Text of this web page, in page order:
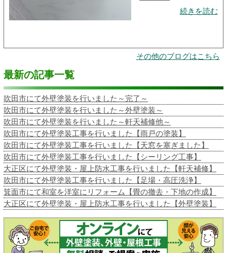
続きを読む
その他のブログはこちら
最新の記事一覧
吹田市にて外壁塗装を行いました～完了～
吹田市にて外壁塗装を行いました～外壁塗装～
吹田市にて外壁塗装を行いました～軒天補修他～
吹田市にて外壁塗装工事を行いました【雨戸の塗装】
吹田市にて外壁塗装工事を行いました【天窓を塞ぎました】
吹田市にて外壁塗装工事を行いました【シーリング工事】
大正区にて外壁塗装・屋上防水工事を行いました【軒天補修】
吹田市にて外壁塗装工事を行いました【足場・高圧洗浄】
箕面市にて和室を洋室にリフォーム【畳の撤去・下地の作成】
大正区にて外壁塗装・屋上防水工事を行いました【外壁塗装】